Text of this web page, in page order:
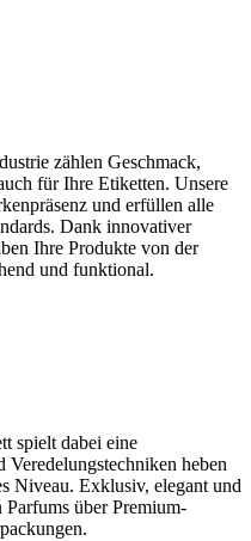
zählen Geschmack,
für Ihre Etiketten. Unsere
und erfüllen alle
Dank innovativer
Ihre Produkte von der
und funktional.
spielt dabei eine
Veredelungstechniken heben
Niveau. Exklusiv, elegant und
über Premium-